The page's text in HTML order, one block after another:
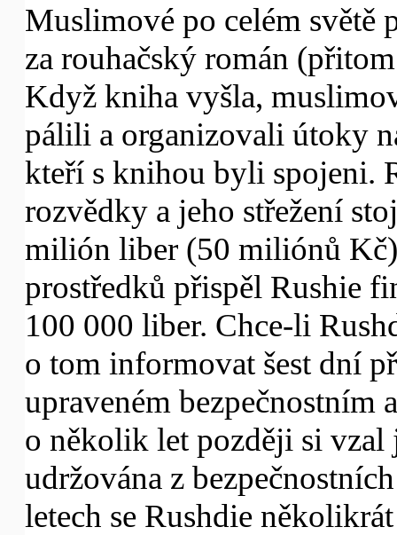
Muslimové po celém světě
za rouhačský román
Když kniha vyšla,
pálili a organizovali útoky
kteří s knihou byli spojeni.
rozvědky a jeho střežení
milión liber (50 miliónů
prostředků přispěl Rushie
100 000 liber. Chce-li
o tom informovat šest dní
upraveném bezpečnostním
o několik let později si
udržována z
letech se Rushdie